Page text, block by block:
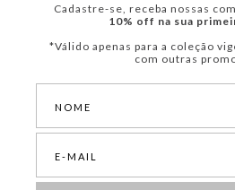
Cadastre-se, receba nossas
10% off na sua
*Válido apenas para a coleção
com outras